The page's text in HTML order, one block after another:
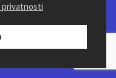
privatnosti